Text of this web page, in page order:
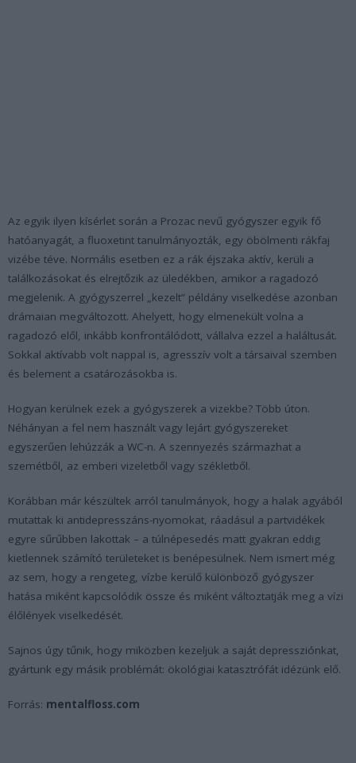
Az egyik ilyen kísérlet során a Prozac nevű gyógyszer egyik fő
hatóanyagát, a fluoxetint tanulmányozták, egy öbölmenti rákfaj
vizébe téve. Normális esetben ez a rák éjszaka aktív, kerüli a
találkozásokat és elrejtőzik az üledékben, amikor a ragadozó
megjelenik. A gyógyszerrel „kezelt” példány viselkedése azonban
drámaian megváltozott. Ahelyett, hogy elmenekült volna a
ragadozó elől, inkább konfrontálódott, vállalva ezzel a haláltusát.
Sokkal aktívabb volt nappal is, agresszív volt a társaival szemben
és belement a csatározásokba is.
Hogyan kerülnek ezek a gyógyszerek a vizekbe? Több úton.
Néhányan a fel nem használt vagy lejárt gyógyszereket
egyszerűen lehúzzák a WC-n. A szennyezés származhat a
szemétből, az emberi vizeletből vagy székletből.
Korábban már készültek arról tanulmányok, hogy a halak agyából
mutattak ki antidepresszáns-nyomokat, ráadásul a partvidékek
egyre sűrűbben lakottak – a túlnépesedés matt gyakran eddig
kietlennek számító területeket is benépesülnek. Nem ismert még
az sem, hogy a rengeteg, vízbe kerülő különböző gyógyszer
hatása miként kapcsolódik össze és miként változtatják meg a vízi
élőlények viselkedését.
Sajnos úgy tűnik, hogy miközben kezeljük a saját depressziónkat,
gyártunk egy másik problémát: ökológiai katasztrófát idézünk elő.
Forrás: mentalfloss.com